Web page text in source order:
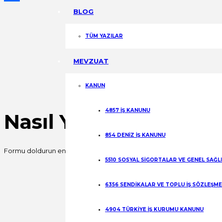
BLOG
TÜM YAZILAR
MEVZUAT
KANUN
4857 İŞ KANUNU
854 DENİZ İŞ KANUNU
5510 SOSYAL SİGORTALAR VE GENEL
6356 SENDİKALAR VE TOPLU İŞ
4904 TÜRKİYE İŞ KURUMU KANUNU
Nasıl Yardımcı
Formu doldurun en kısa sürede sizinle iletişime geçelim.
Fill out this field